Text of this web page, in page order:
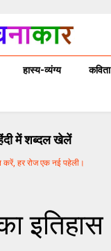
हास्य-व्यंग्य कविता
में शब्दल खेलें
करें, हर रोज एक नई पहेली।
इतिहास